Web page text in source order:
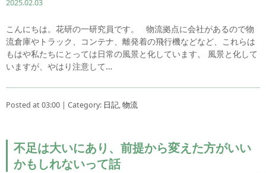
2025.02.03
こんにちは。花研の一研究員です。 物流拠点に会社があるので物
流倉庫やトラック、コンテナ、離発着の飛行機などなど、これらは
もはや私たちにとっては日常の風景と化しています。 風景と化して
いますが、やはり注意して…
Posted at 03:00 | Category: 日記,物流
不足は大いにあり、前提から変えた方がいい
かもしれないって話